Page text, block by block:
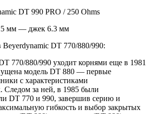
DT 990 PRO / 250 Ohms
мм — джек 6.3 мм
DT 770/880/990:
770/880/990 уходит корнями еще в 1981
модель DT 880 — первые
с характеристиками
Следом за ней, в 1985 были
DT 770 и 990, завершив серию и
гибкость и выбор закрытых